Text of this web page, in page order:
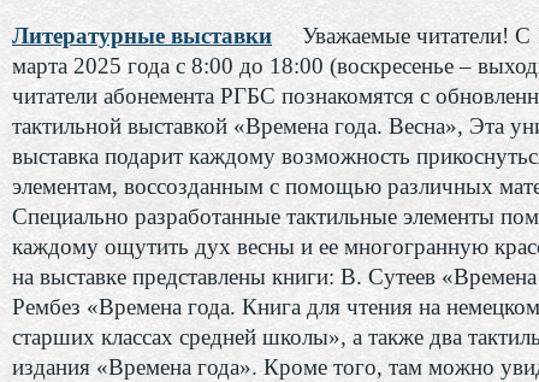
Литературные выставки
Уважаемые читатели! С
марта 2025 года с 8:00 до 18:00 (воскресенье –
читатели абонемента РГБС познакомятся с
тактильной выставкой «Времена года. Весна», Эта
выставка подарит каждому возможность
элементам, воссозданным с помощью различных
Специально разработанные тактильные элементы
каждому ощутить дух весны и ее многогранную
на выставке представлены книги: В. Сутеев
Рембез «Времена года. Книга для чтения на
старших классах средней школы», а также два
издания «Времена года». Кроме того, там можно